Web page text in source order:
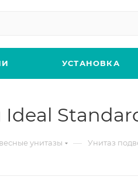
УСТАНОВКА
унитазы — Унитаз